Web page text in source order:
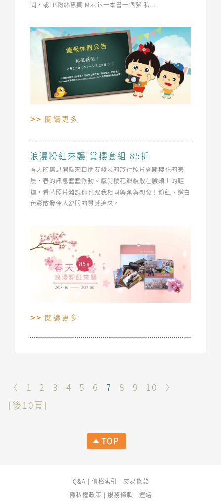
問，或FB粉絲專頁 Macis一本書一個夢 私...
閱讀更多
浪漫粉紅來襲 賞櫻套組 85折
春天的信息開端來自朋友發表的旅行照片盛開櫻花的美
景，春的訊息蠢蠢欲動。感受櫻花瓣飄散在臉頰上的輕
撫，看著照片難說你也跟我相同興奮與想像！粉紅、嫩白
色彩散發令人舒服的質感追求。
閱讀更多
〈 1 2 3 4 5 6 7 8 9 10
〉
[後10頁]
Q&A | 價格索引 | 交易條款
隱私權政策 | 服務條款 | 連絡